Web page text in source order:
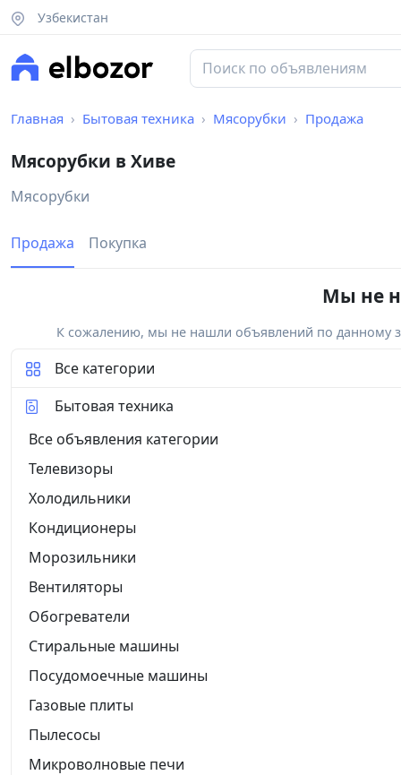
Узбекистан
Главная Бытовая техника Мясорубки Продажа
Мясорубки в Хиве
Мясорубки
Продажа Покупка
Мы не
К сожалению, мы не нашли объявлений по данному
Все категории
Бытовая техника
Все объявления категории
Телевизоры
Холодильники
Кондиционеры
Морозильники
Вентиляторы
Обогреватели
Стиральные машины
Посудомоечные машины
Газовые плиты
Пылесосы
Микроволновые печи